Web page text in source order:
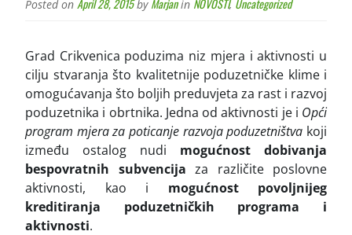
Posted on by in ,
Grad Crikvenica poduzima niz mjera i aktivnosti u
cilju stvaranja što kvalitetnije poduzetničke klime i
omogućavanja što boljih preduvjeta za rast i razvoj
poduzetnika i obrtnika. Jedna od aktivnosti je i Opći
program mjera za poticanje razvoja poduzetništva koji
između ostalog nudi mogućnost dobivanja
bespovratnih subvencija za različite poslovne
aktivnosti, kao i mogućnost povoljnijeg
kreditiranja poduzetničkih programa i
aktivnosti.